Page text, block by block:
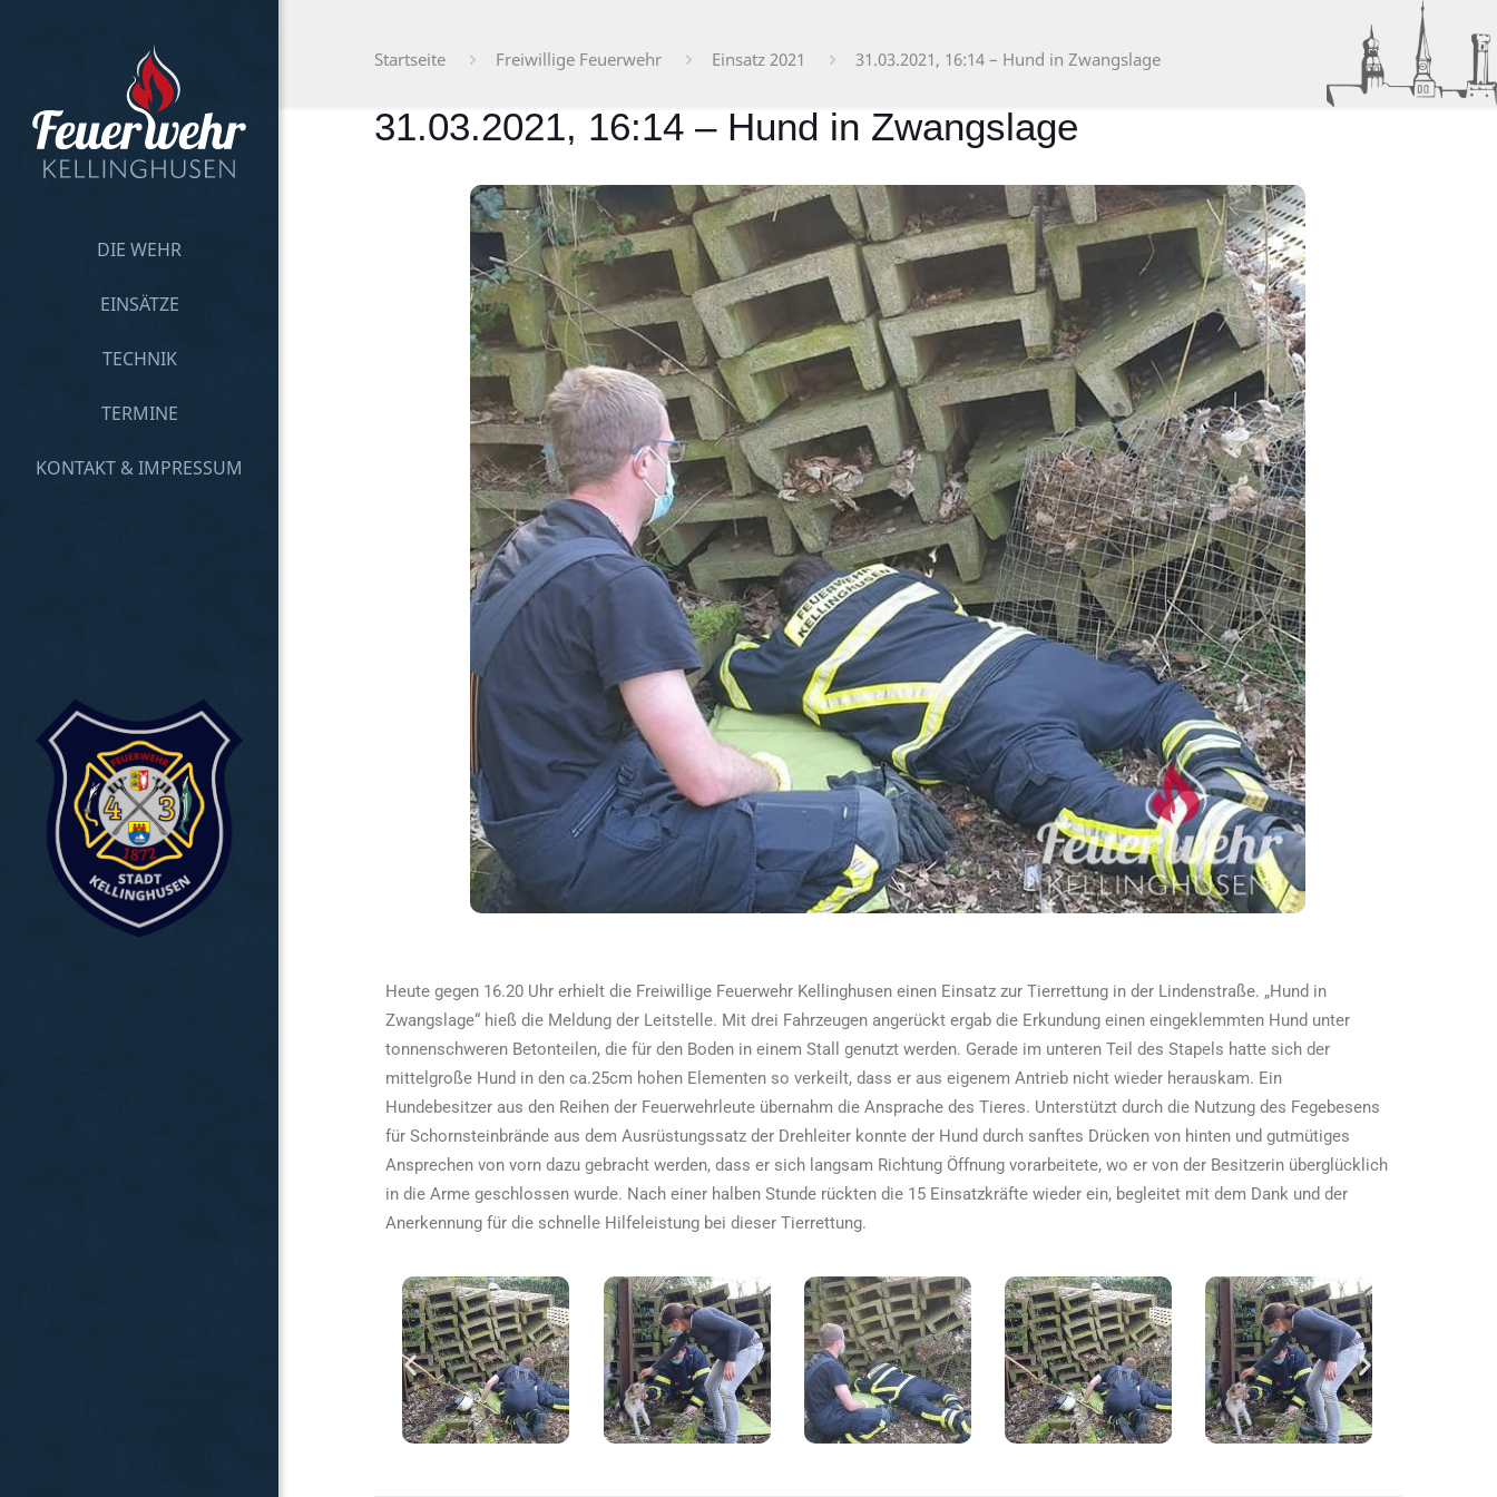
DIE WEHR
EINSÄTZE
TECHNIK
TERMINE
KONTAKT & IMPRESSUM
Startseite Freiwillige Feuerwehr Einsatz 2021 31.03.2021, 16:14 – Hund in Zwangslage
31.03.2021, 16:14 – Hund in Zwangslage
Heute gegen 16.20 Uhr erhielt die Freiwillige Feuerwehr Kellinghusen einen Einsatz zur Tierrettung in der Lindenstraße. „Hund in
Zwangslage“ hieß die Meldung der Leitstelle. Mit drei Fahrzeugen angerückt ergab die Erkundung einen eingeklemmten Hund unter
tonnenschweren Betonteilen, die für den Boden in einem Stall genutzt werden. Gerade im unteren Teil des Stapels hatte sich der
mittelgroße Hund in den ca.25cm hohen Elementen so verkeilt, dass er aus eigenem Antrieb nicht wieder herauskam. Ein
Hundebesitzer aus den Reihen der Feuerwehrleute übernahm die Ansprache des Tieres. Unterstützt durch die Nutzung des Fegebesens
für Schornsteinbrände aus dem Ausrüstungssatz der Drehleiter konnte der Hund durch sanftes Drücken von hinten und gutmütiges
Ansprechen von vorn dazu gebracht werden, dass er sich langsam Richtung Öffnung vorarbeitete, wo er von der Besitzerin überglücklich
in die Arme geschlossen wurde. Nach einer halben Stunde rückten die 15 Einsatzkräfte wieder ein, begleitet mit dem Dank und der
Anerkennung für die schnelle Hilfeleistung bei dieser Tierrettung.